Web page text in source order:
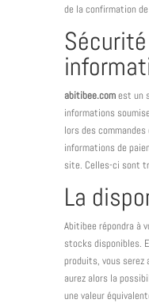
de la confirmation
abitibee.comest un
informations
lors des
informations de
site. Celles-ci sont
La
Abitibee répondra à
stocks disponibles.
produits, vous serez
aurez alors la
une valeur